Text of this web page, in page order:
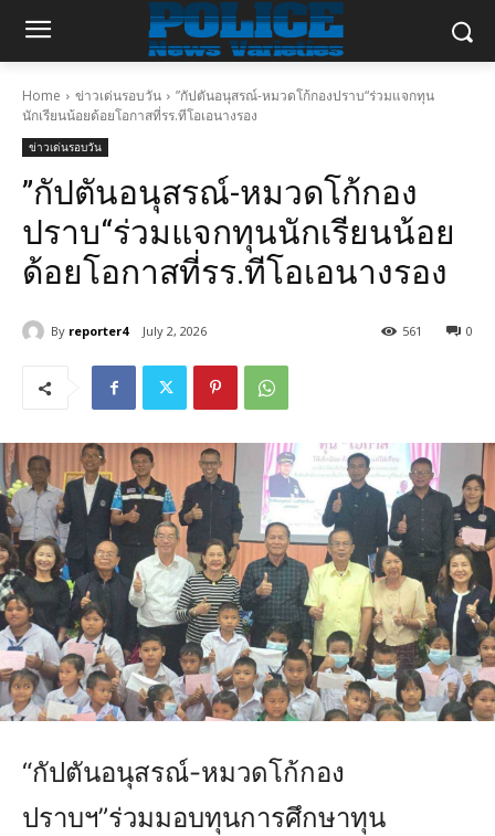
Home ข่าวเด่นรอบวัน
”กัปตันอนุสรณ์-หมวดโก้กองปราบ“ร่วมแจกทุน
นักเรียนน้อยด้อยโอกาสที่รร.ทีโอเอนางรอง
ข่าวเด่นรอบวัน
”กัปตันอนุสรณ์-หมวดโก้กอง
ปราบ“ร่วมแจกทุนนักเรียนน้อย
ด้อยโอกาสที่รร.ทีโอเอนางรอง
By reporter4 July 2, 2026 0
561
“กัปตันอนุสรณ์-หมวดโก้กอง
ปราบฯ”ร่วมมอบทุนการศึกษาทุน